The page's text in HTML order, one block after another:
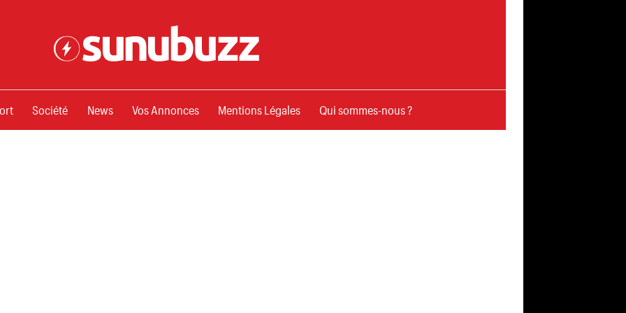
Société News Vos Annonces Mentions Légales Qui sommes-nous ?